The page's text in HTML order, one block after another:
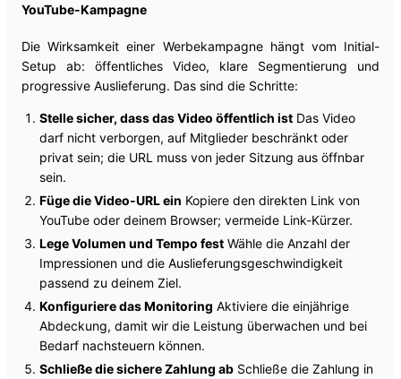
YouTube-Kampagne
Die Wirksamkeit einer Werbekampagne hängt vom Initial-
Setup ab: öffentliches Video, klare Segmentierung und
progressive Auslieferung. Das sind die Schritte:
Stelle sicher, dass das Video öffentlich ist Das Video
darf nicht verborgen, auf Mitglieder beschränkt oder
privat sein; die URL muss von jeder Sitzung aus öffnbar
sein.
Füge die Video-URL ein Kopiere den direkten Link von
YouTube oder deinem Browser; vermeide Link-Kürzer.
Lege Volumen und Tempo fest Wähle die Anzahl der
Impressionen und die Auslieferungsgeschwindigkeit
passend zu deinem Ziel.
Konfiguriere das Monitoring Aktiviere die einjährige
Abdeckung, damit wir die Leistung überwachen und bei
Bedarf nachsteuern können.
Schließe die sichere Zahlung ab Schließe die Zahlung in